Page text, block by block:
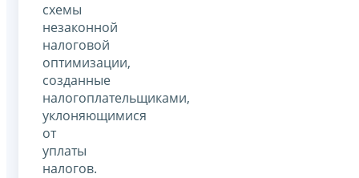
схемы
незаконной
налоговой
оптимизации,
созданные
налогоплательщиками,
уклоняющимися
от
уплаты
налогов.